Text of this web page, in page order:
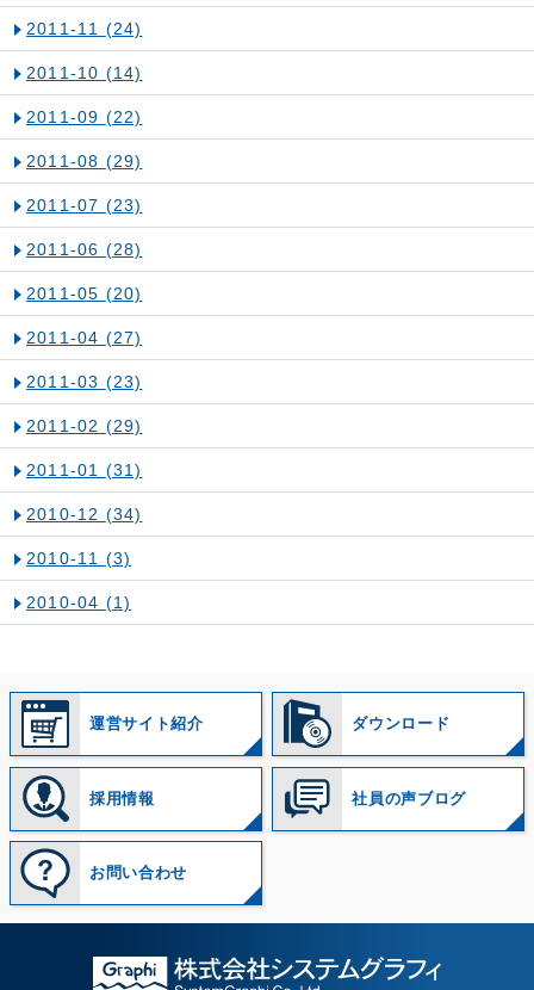
2011-11 (24)
2011-10 (14)
2011-09 (22)
2011-08 (29)
2011-07 (23)
2011-06 (28)
2011-05 (20)
2011-04 (27)
2011-03 (23)
2011-02 (29)
2011-01 (31)
2010-12 (34)
2010-11 (3)
2010-04 (1)
運営サイト紹介 ダウンロード
採用情報 社員の声ブログ
お問い合わせ